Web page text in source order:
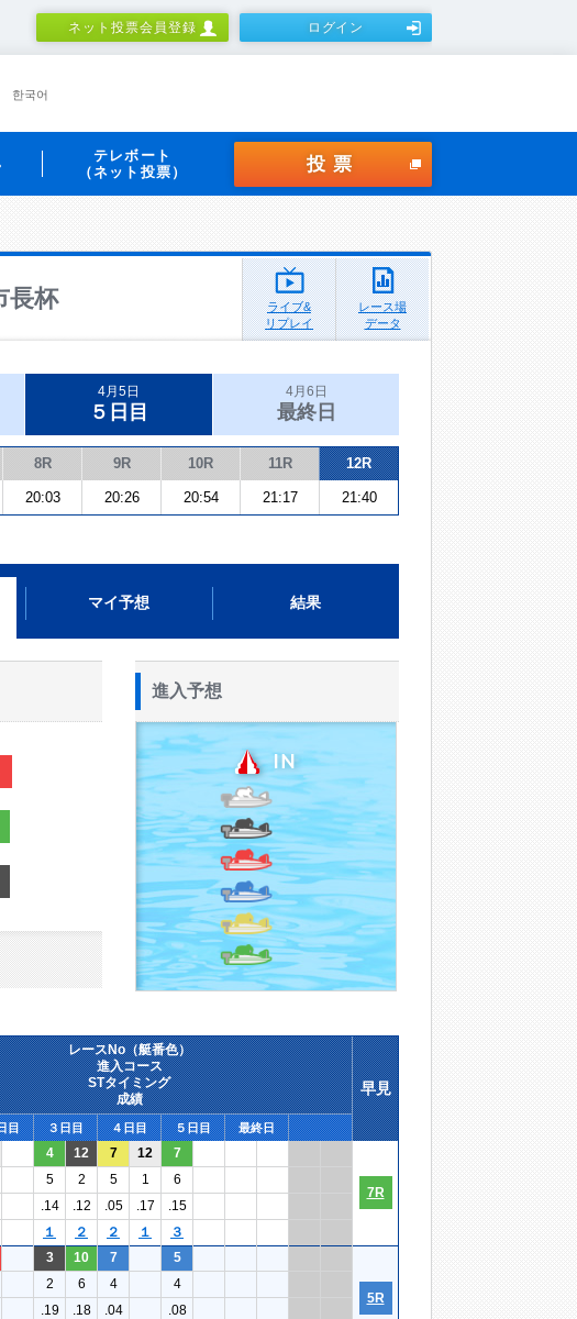
ネット投票会員登録 ログイン
한국어
テレボート
（ネット投票）
投票
長杯
ライブ&
リプレイ
レース場
データ
4月5日
５日目
4月6日
最終日
8R 9R 10R 11R 12R
20:03 20:26 20:54 21:17 21:40
マイ予想 結果
進入予想
レースNo（艇番色）
進入コース
STタイミング
成績
早見
目 ３日目 ４日目 ５日目 最終日
4 12 7 12 7
7R
5 2 5 1
6
.14 .12 .05 .17
.15
１ ２ ２ １ ３
3 10 7 5
5R
2 6 4
4
.19 .18 .04
.08